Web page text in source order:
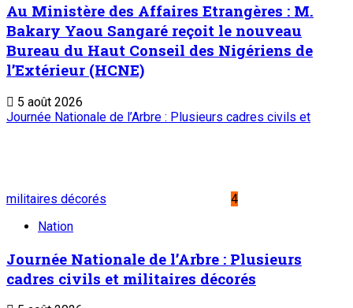
Au Ministère des Affaires Etrangères : M.
Bakary Yaou Sangaré reçoit le nouveau
Bureau du Haut Conseil des Nigériens de
l’Extérieur (HCNE)
5 août 2026
Journée Nationale de l’Arbre : Plusieurs cadres civils et
militaires décorés
4
Nation
Journée Nationale de l’Arbre : Plusieurs
cadres civils et militaires décorés